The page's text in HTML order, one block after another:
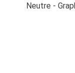
Neutre -